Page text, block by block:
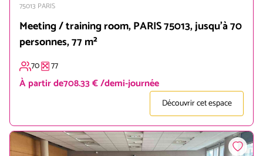
75013 PARIS
Meeting / training room, PARIS 75013, jusqu'à 70
personnes, 77 m²
70 77
À partir de708.33 € /demi-journée
Découvrir cet espace